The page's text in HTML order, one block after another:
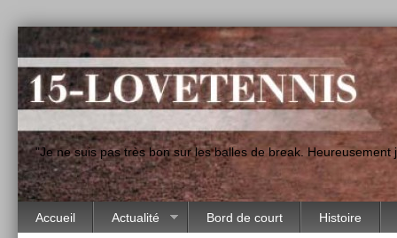
"Je ne suis pas très bon sur les balles de break.
Accueil Actualité Bord de court Histoire